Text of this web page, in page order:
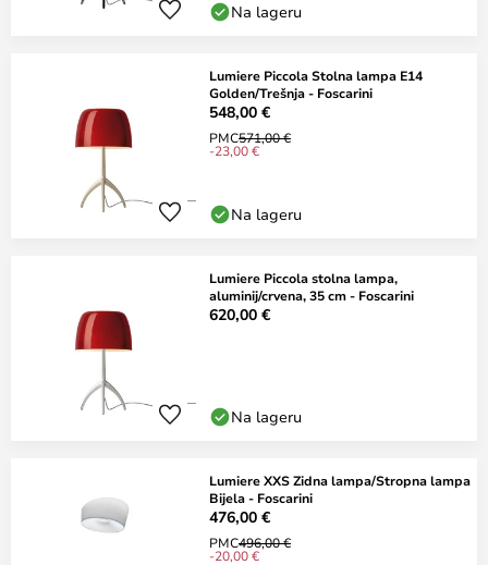
Na lageru
Lumiere Piccola Stolna lampa E14
Golden/Trešnja - Foscarini
548,00 €
PMC571,00 €
-23,00 €
Na lageru
Lumiere Piccola stolna lampa,
aluminij/crvena, 35 cm - Foscarini
620,00 €
Na lageru
Lumiere XXS Zidna lampa/Stropna lampa
Bijela - Foscarini
476,00 €
PMC496,00 €
-20,00 €